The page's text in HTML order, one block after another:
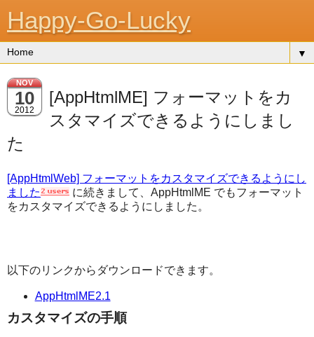
Happy-Go-Lucky
▼
NOV
10
2012
[AppHtmlME] フォーマットをカ
スタマイズできるようにしまし
た
[AppHtmlWeb] フォーマットをカスタマイズできるようにし
ました
に続きまして、AppHtmlME でもフォーマット
をカスタマイズできるようにしました。
以下のリンクからダウンロードできます。
AppHtmlME2.1
カスタマイズの手順